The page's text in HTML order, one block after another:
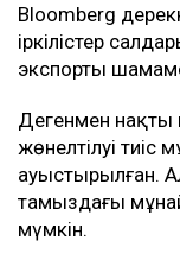
Bloomberg
іркілістер
экспорты
Дегенмен нақты
жөнелтілуі тиіс
ауыстырылған.
тамыздағы мұнай
мүмкін.